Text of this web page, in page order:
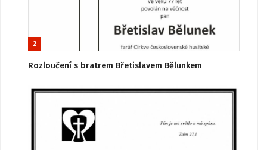
2
Rozloučení s bratrem Břetislavem Bělunkem